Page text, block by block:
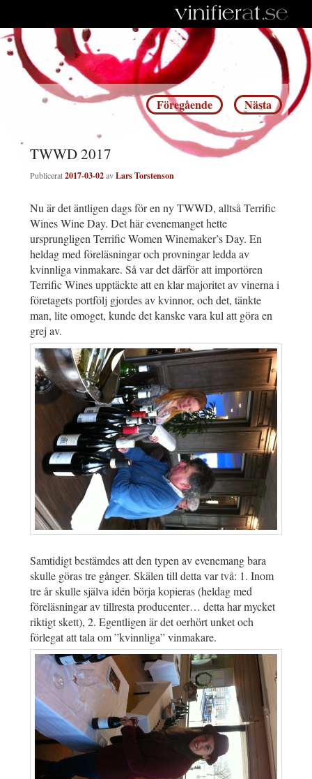
Inläggsnavigering
Föregående Nästa
TWWD 2017
Publicerat2017-03-02avLars Torstenson
Nu är det äntligen dags för en ny TWWD, alltså Terrific
Wines Wine Day. Det här evenemanget hette
ursprungligen Terrific Women Winemaker’s Day. En
heldag med föreläsningar och provningar ledda av
kvinnliga vinmakare. Så var det därför att importören
Terrific Wines upptäckte att en klar majoritet av vinerna i
företagets portfölj gjordes av kvinnor, och det, tänkte
man, lite omoget, kunde det kanske vara kul att göra en
grej av.
Samtidigt bestämdes att den typen av evenemang bara
skulle göras tre gånger. Skälen till detta var två: 1. Inom
tre år skulle själva idén börja kopieras (heldag med
föreläsningar av tillresta producenter… detta har mycket
riktigt skett), 2. Egentligen är det oerhört unket och
förlegat att tala om ”kvinnliga” vinmakare.